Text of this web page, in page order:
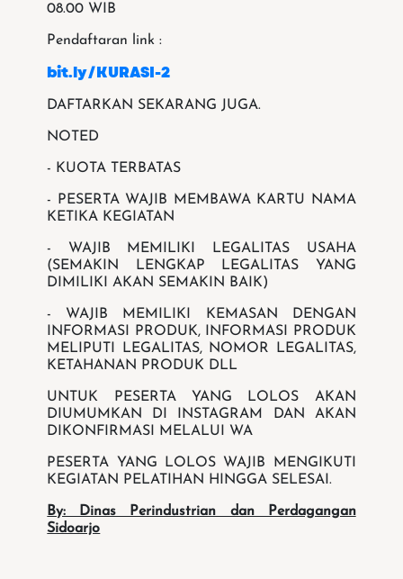
08.00 WIB
Pendaftaran link :
bit.ly/KURASI-2
DAFTARKAN SEKARANG JUGA.
NOTED
- KUOTA TERBATAS
- ⁠PESERTA WAJIB MEMBAWA KARTU NAMA
KETIKA KEGIATAN
- WAJIB MEMILIKI LEGALITAS USAHA
(SEMAKIN LENGKAP LEGALITAS YANG
DIMILIKI AKAN SEMAKIN BAIK)
- WAJIB MEMILIKI KEMASAN DENGAN
INFORMASI PRODUK, INFORMASI PRODUK
MELIPUTI LEGALITAS, NOMOR LEGALITAS,
KETAHANAN PRODUK DLL
UNTUK PESERTA YANG LOLOS AKAN
DIUMUMKAN DI INSTAGRAM DAN AKAN
DIKONFIRMASI MELALUI WA
PESERTA YANG LOLOS WAJIB MENGIKUTI
KEGIATAN PELATIHAN HINGGA SELESAI.
By: Dinas Perindustrian dan Perdagangan
Sidoarjo